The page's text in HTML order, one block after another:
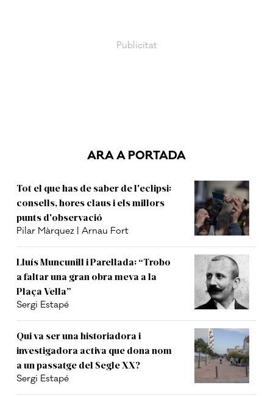
ARA A PORTADA
Tot el que has de saber de l'eclipsi:
consells, hores claus i els millors
punts d'observació
Pilar Màrquez | Arnau Fort
Lluís Muncunill i Parellada: “Trobo
a faltar una gran obra meva a la
Plaça Vella”
Sergi Estapé
Qui va ser una historiadora i
investigadora activa que dona nom
a un passatge del Segle XX?
Sergi Estapé